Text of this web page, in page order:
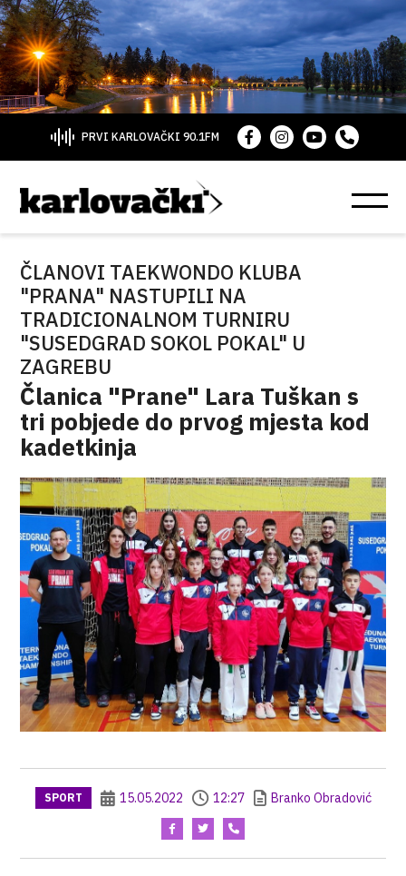
PRVI KARLOVAČKI 90.1FM
ČLANOVI TAEKWONDO KLUBA
"PRANA" NASTUPILI NA
TRADICIONALNOM TURNIRU
"SUSEDGRAD SOKOL POKAL" U
ZAGREBU
Članica "Prane" Lara Tuškan s
tri pobjede do prvog mjesta kod
kadetkinja
SPORT 15.05.2022 12:27 Branko Obradović